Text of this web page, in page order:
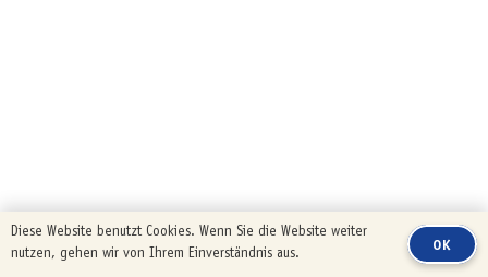
Diese Website benutzt Cookies. Wenn Sie die Website weiter
nutzen, gehen wir von Ihrem Einverständnis aus.
OK